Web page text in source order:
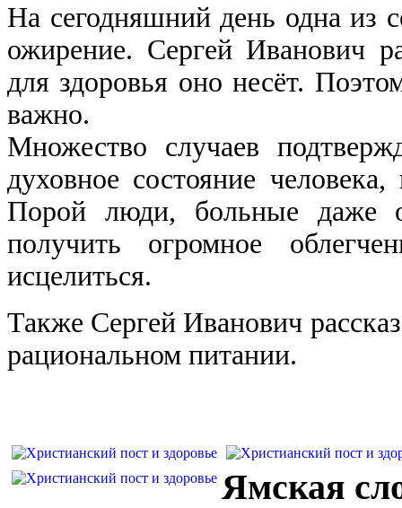
На сегодняшний день одна из
ожирение. Сергей Иванович
для здоровья оно несёт.
важно.
Множество случаев
духовное состояние
Порой люди, больные даже
получить огромное
исцелиться.
Также Сергей Иванович
рациональном питании.
Ямская